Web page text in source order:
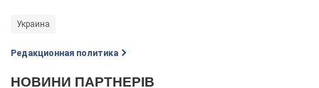
Украина
Редакционная политика